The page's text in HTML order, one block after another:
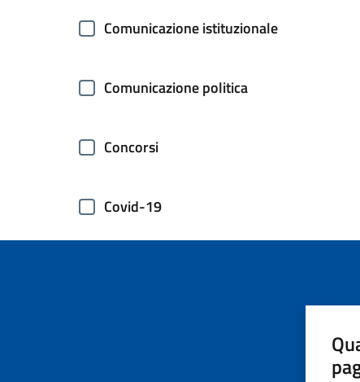
Comunicazione istituzionale
Comunicazione politica
Concorsi
Covid-19